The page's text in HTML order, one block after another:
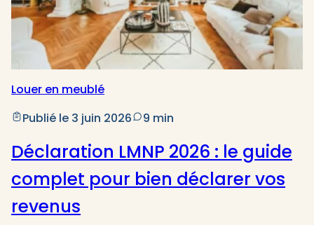
Louer en meublé
Publié le 3 juin 2026
9 min
Déclaration LMNP 2026 : le guide
complet pour bien déclarer vos
revenus